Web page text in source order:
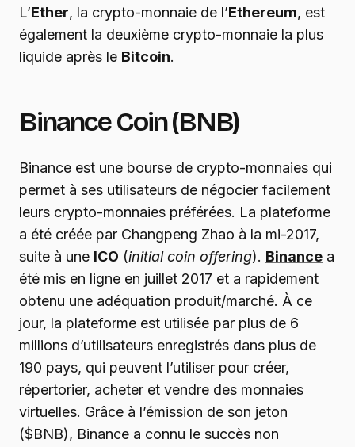
L’Ether, la crypto-monnaie de l’Ethereum, est
également la deuxième crypto-monnaie la plus
liquide après le Bitcoin.
Binance Coin (BNB)
Binance est une bourse de crypto-monnaies qui
permet à ses utilisateurs de négocier facilement
leurs crypto-monnaies préférées. La plateforme
a été créée par Changpeng Zhao à la mi-2017,
suite à une ICO (initial coin offering). Binance a
été mis en ligne en juillet 2017 et a rapidement
obtenu une adéquation produit/marché. À ce
jour, la plateforme est utilisée par plus de 6
millions d’utilisateurs enregistrés dans plus de
190 pays, qui peuvent l’utiliser pour créer,
répertorier, acheter et vendre des monnaies
virtuelles. Grâce à l’émission de son jeton
($BNB), Binance a connu le succès non